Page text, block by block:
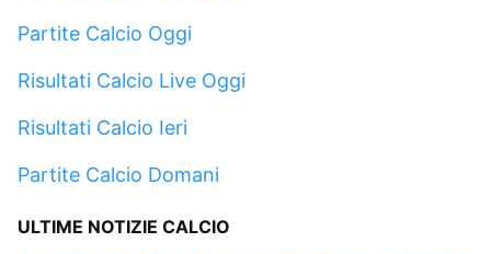
Partite Calcio Oggi
Risultati Calcio Live Oggi
Risultati Calcio Ieri
Partite Calcio Domani
ULTIME NOTIZIE CALCIO